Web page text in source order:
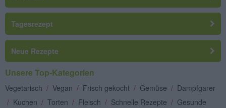
Tagesrezept
Neue Rezepte
Unsere Top-Kategorien
Vegetarisch / Vegan / Frisch gekocht / Gemüse / Dampfgarer
/ Kuchen / Torten / Fleisch / Schnelle Rezepte / Gesunde